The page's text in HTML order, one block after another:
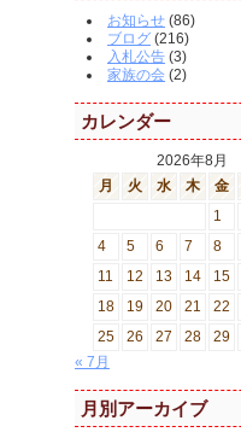
お知らせ (86)
ブログ (216)
入札公告 (3)
家族の会 (2)
カレンダー
2026年8月
月
火 水 木 金
1
4
5 6 7 8
11
12 13 14 15
18
19 20 21 22
25
26 27 28 29
« 7月
月別アーカイブ